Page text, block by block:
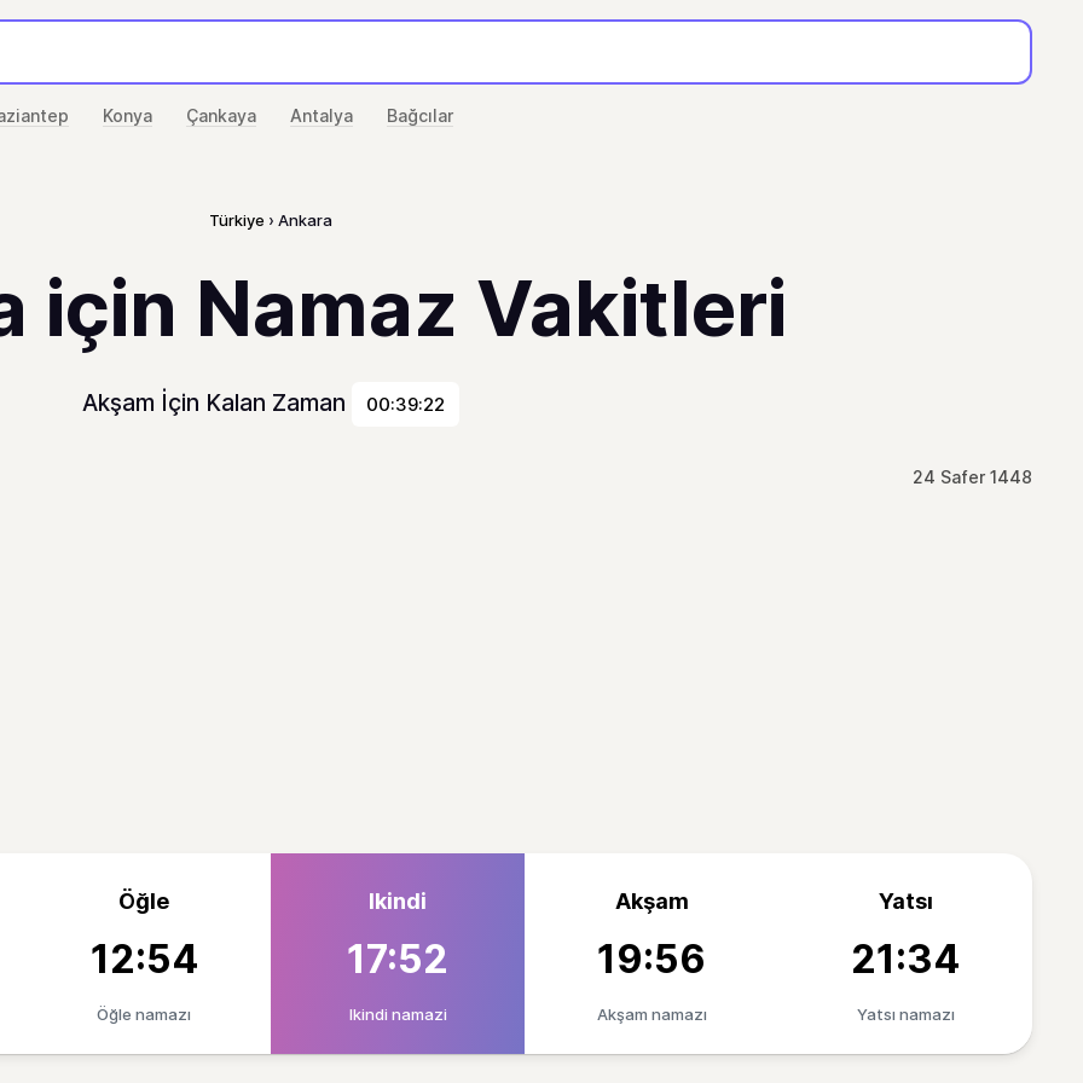
Konya Çankaya Antalya Bağcılar
Türkiye Ankara
için Namaz Vakitleri
Akşam İçin Kalan Zaman 00:39:22
24 Safer 1448
Öğle
12:54
Öğle namazı
Ikindi
17:52
Ikindi namazi
Akşam
19:56
Akşam namazı
Yatsı
21:34
Yatsı namazı